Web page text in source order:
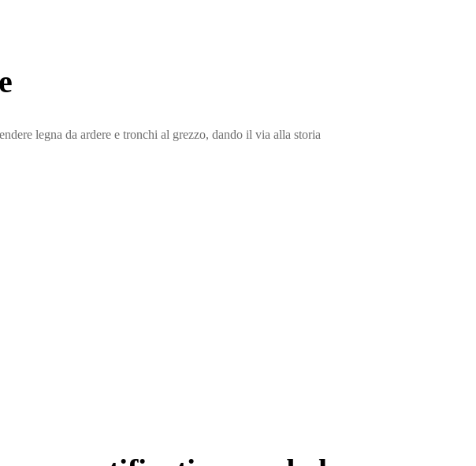
legna da ardere e tronchi al grezzo, dando il via alla storia